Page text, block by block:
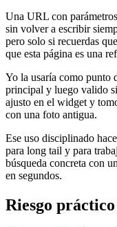
Una URL con
sin volver a escribir
pero solo si recuerdas
que esta página es una
Yo la usaría como punto
principal y luego valido
ajusto en el widget y
con una foto antigua.
Ese uso disciplinado
para long tail y para
búsqueda concreta con
en segundos.
Riesgo